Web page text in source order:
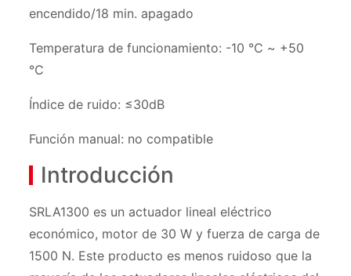
encendido/18 min. apagado
Temperatura de funcionamiento: -10 ℃ ~ +50
℃
Índice de ruido: ≤30dB
Función manual: no compatible
Introducción
SRLA1300 es un actuador lineal eléctrico
económico, motor de 30 W y fuerza de carga de
1500 N. Este producto es menos ruidoso que la